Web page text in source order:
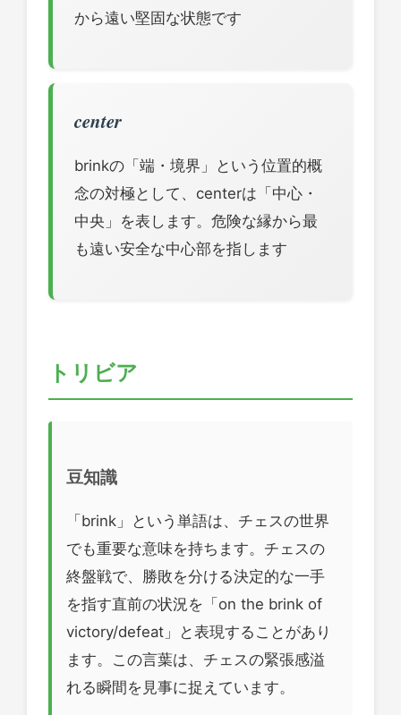
から遠い堅固な状態です
center
brinkの「端・境界」という位置的概
念の対極として、centerは「中心・
中央」を表します。危険な縁から最
も遠い安全な中心部を指します
トリビア
豆知識
「brink」という単語は、チェスの世界
でも重要な意味を持ちます。チェスの
終盤戦で、勝敗を分ける決定的な一手
を指す直前の状況を「on the brink of
victory/defeat」と表現することがあり
ます。この言葉は、チェスの緊張感溢
れる瞬間を見事に捉えています。